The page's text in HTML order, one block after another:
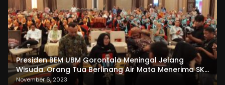
Presiden BEM UBM Gorontalo Meningal Jelang
Wisuda. Orang Tua Berlinang Air Mata Menerima SKL
dan Pemasangan Salempang
November 6, 2023